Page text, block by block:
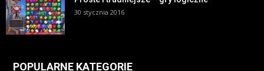
30 stycznia 2016
POPULARNE KATEGORIE